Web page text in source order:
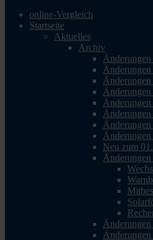
online-Vergleich
Startseite
Aktuelles
Archiv
Änderungen
Neu zum